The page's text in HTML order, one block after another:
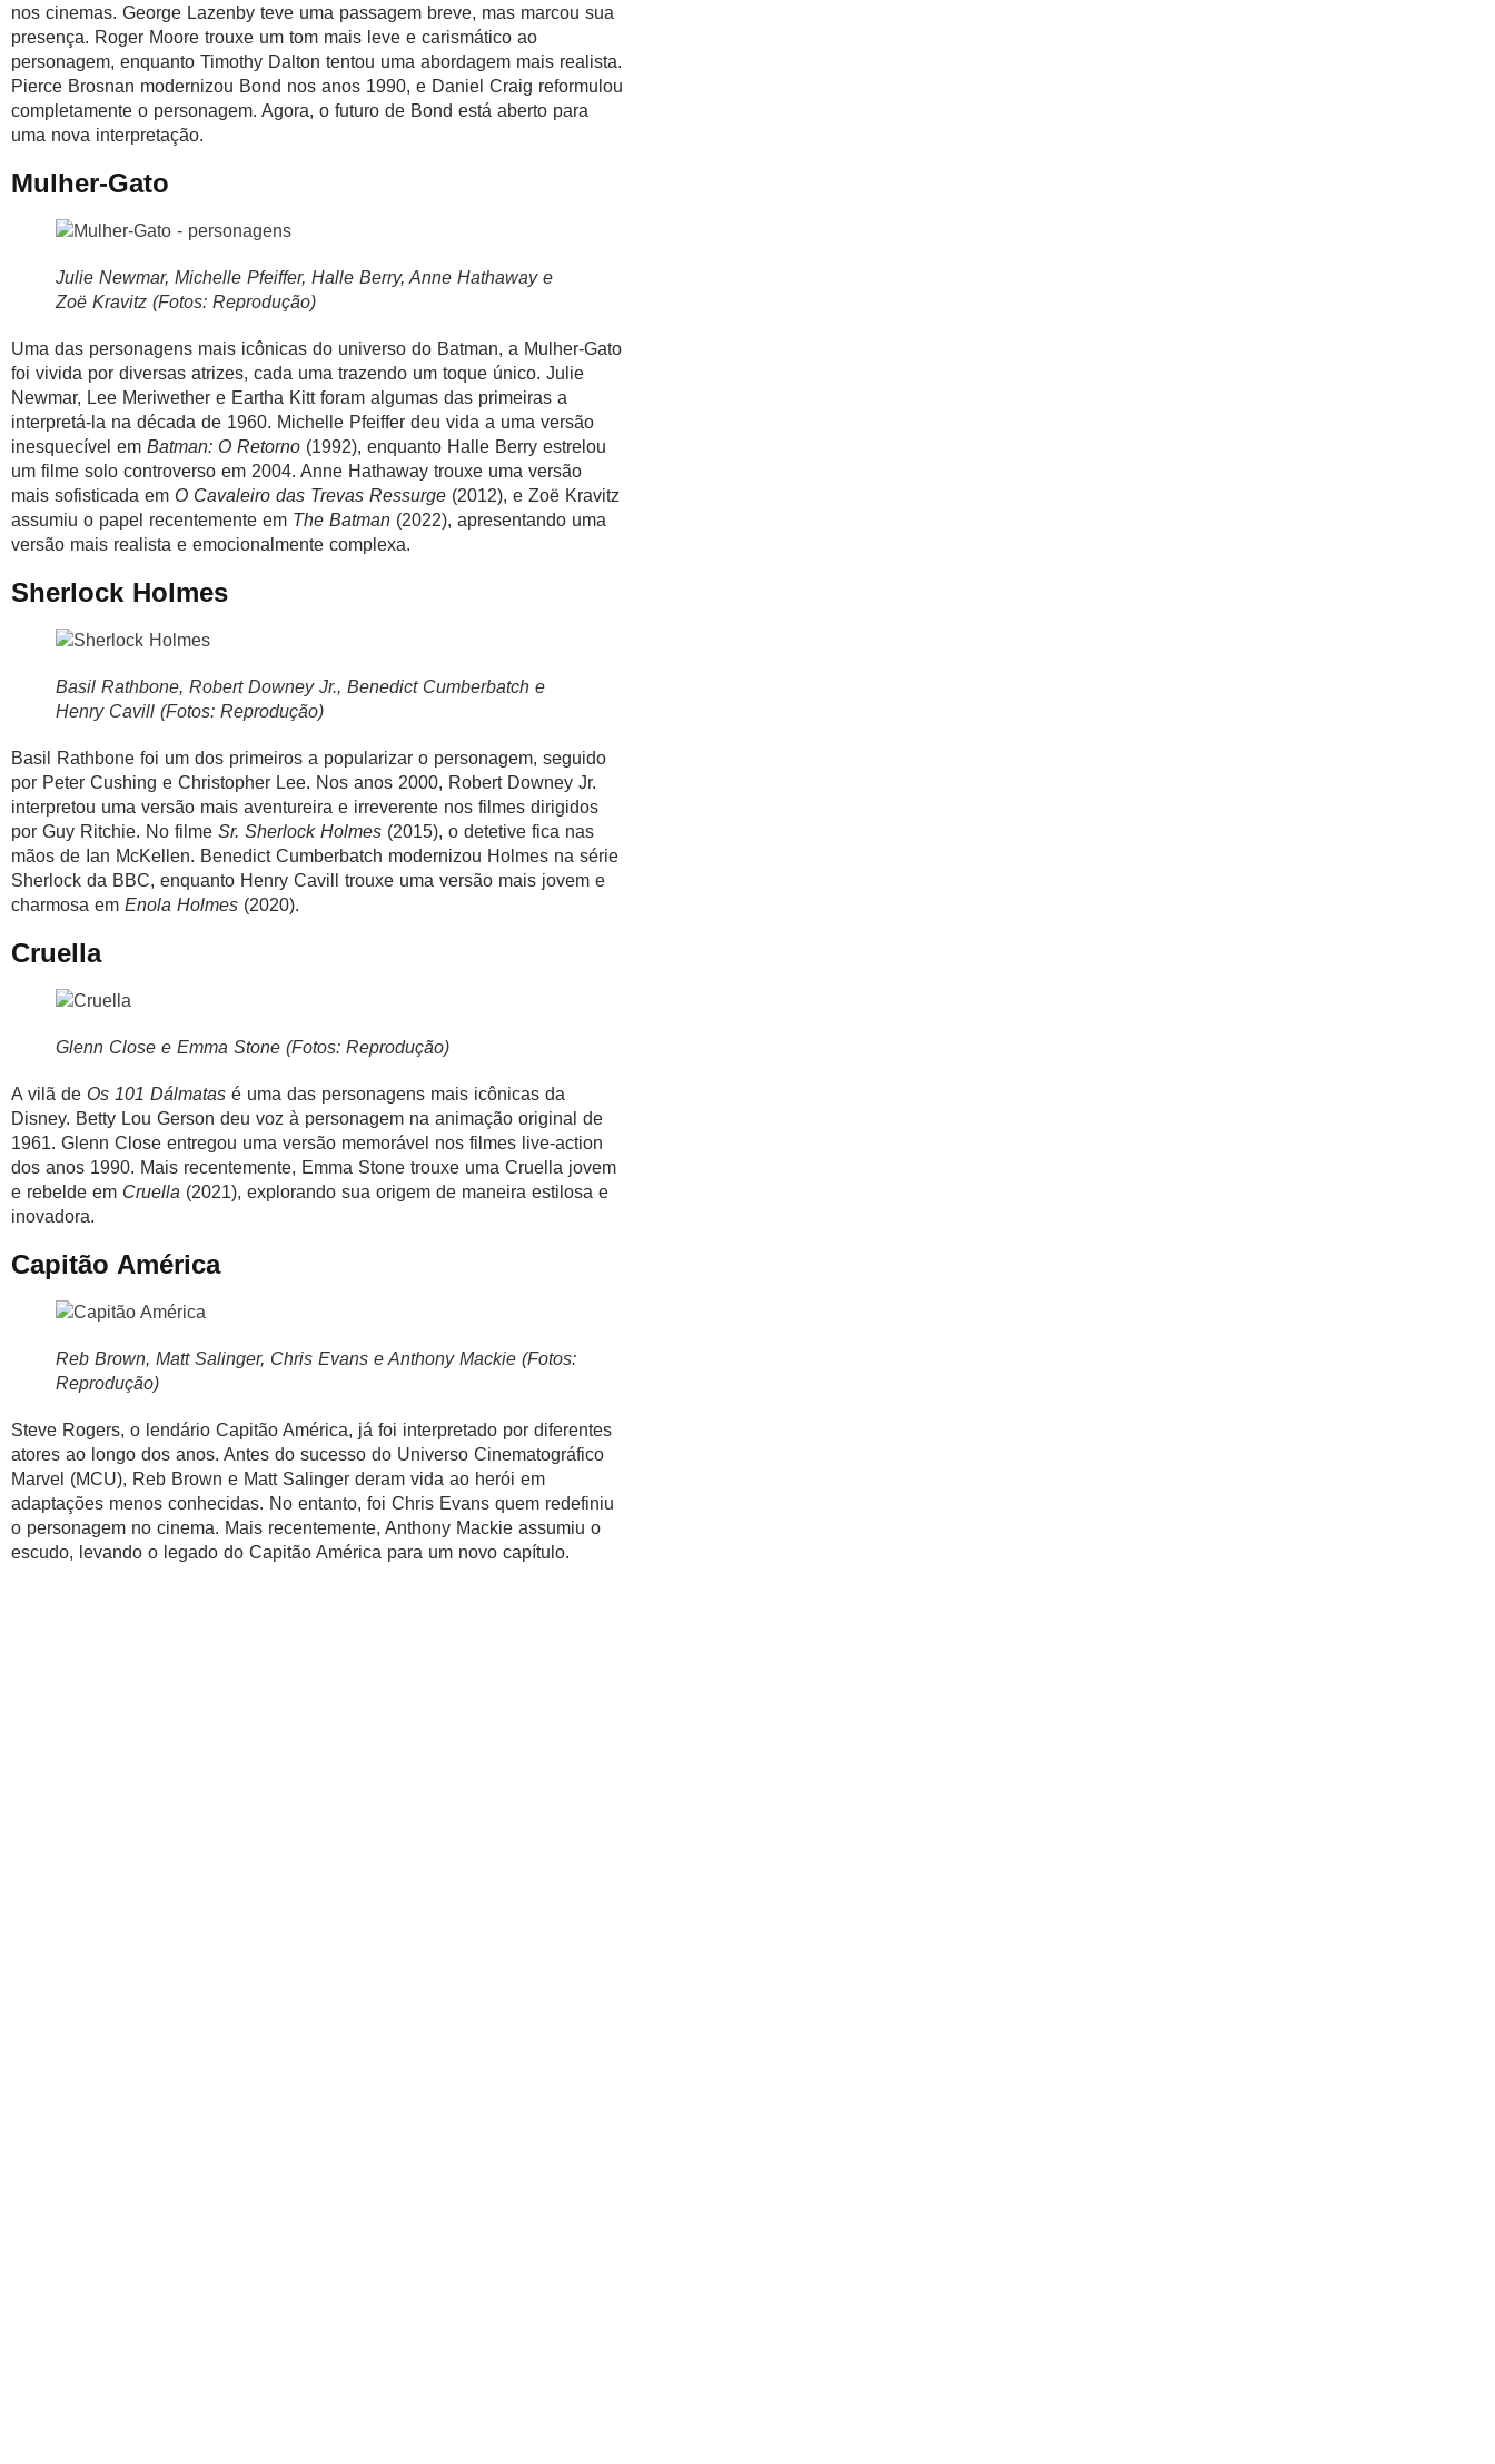
nos cinemas. George Lazenby teve uma passagem breve, mas marcou sua
presença. Roger Moore trouxe um tom mais leve e carismático ao
personagem, enquanto Timothy Dalton tentou uma abordagem mais realista.
Pierce Brosnan modernizou Bond nos anos 1990, e Daniel Craig reformulou
completamente o personagem. Agora, o futuro de Bond está aberto para
uma nova interpretação.
Mulher-Gato
Julie Newmar, Michelle Pfeiffer, Halle Berry, Anne Hathaway e
Zoë Kravitz (Fotos: Reprodução)
Uma das personagens mais icônicas do universo do Batman, a Mulher-Gato
foi vivida por diversas atrizes, cada uma trazendo um toque único. Julie
Newmar, Lee Meriwether e Eartha Kitt foram algumas das primeiras a
interpretá-la na década de 1960. Michelle Pfeiffer deu vida a uma versão
inesquecível em Batman: O Retorno (1992), enquanto Halle Berry estrelou
um filme solo controverso em 2004. Anne Hathaway trouxe uma versão
mais sofisticada em O Cavaleiro das Trevas Ressurge (2012), e Zoë Kravitz
assumiu o papel recentemente em The Batman (2022), apresentando uma
versão mais realista e emocionalmente complexa.
Sherlock Holmes
Basil Rathbone, Robert Downey Jr., Benedict Cumberbatch e
Henry Cavill (Fotos: Reprodução)
Basil Rathbone foi um dos primeiros a popularizar o personagem, seguido
por Peter Cushing e Christopher Lee. Nos anos 2000, Robert Downey Jr.
interpretou uma versão mais aventureira e irreverente nos filmes dirigidos
por Guy Ritchie. No filme Sr. Sherlock Holmes (2015), o detetive fica nas
mãos de Ian McKellen. Benedict Cumberbatch modernizou Holmes na série
Sherlock da BBC, enquanto Henry Cavill trouxe uma versão mais jovem e
charmosa em Enola Holmes (2020).
Cruella
Glenn Close e Emma Stone (Fotos: Reprodução)
A vilã de Os 101 Dálmatas é uma das personagens mais icônicas da
Disney. Betty Lou Gerson deu voz à personagem na animação original de
1961. Glenn Close entregou uma versão memorável nos filmes live-action
dos anos 1990. Mais recentemente, Emma Stone trouxe uma Cruella jovem
e rebelde em Cruella (2021), explorando sua origem de maneira estilosa e
inovadora.
Capitão América
Reb Brown, Matt Salinger, Chris Evans e Anthony Mackie (Fotos:
Reprodução)
Steve Rogers, o lendário Capitão América, já foi interpretado por diferentes
atores ao longo dos anos. Antes do sucesso do Universo Cinematográfico
Marvel (MCU), Reb Brown e Matt Salinger deram vida ao herói em
adaptações menos conhecidas. No entanto, foi Chris Evans quem redefiniu
o personagem no cinema. Mais recentemente, Anthony Mackie assumiu o
escudo, levando o legado do Capitão América para um novo capítulo.